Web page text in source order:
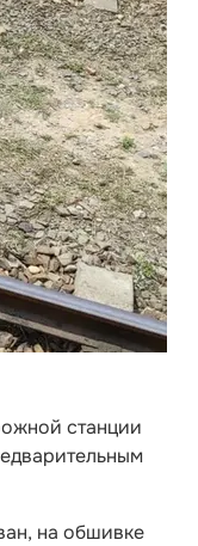
станции
на обшивке